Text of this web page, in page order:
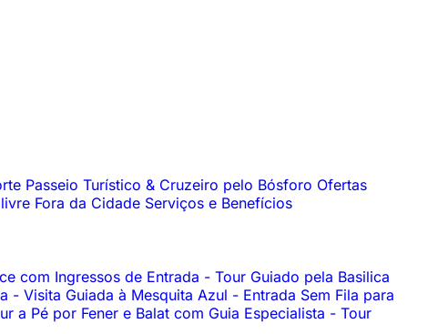
Passeio Turístico & Cruzeiro pelo Bósforo Ofertas
Fora da Cidade Serviços e Benefícios
com Ingressos de Entrada - Tour Guiado pela Basilica
- Visita Guiada à Mesquita Azul - Entrada Sem Fila para
a Pé por Fener e Balat com Guia Especialista - Tour